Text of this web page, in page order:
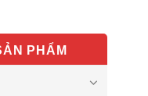
PHẨM